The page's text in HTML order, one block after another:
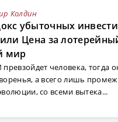
Колдин
убыточных
Цена за
мир
превзойдет человека, тогда
а всего лишь
со всеми вытека...